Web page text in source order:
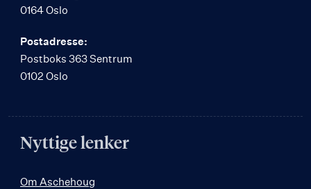
0164 Oslo
Postadresse:
Postboks 363 Sentrum
0102 Oslo
Nyttige lenker
Om Aschehoug